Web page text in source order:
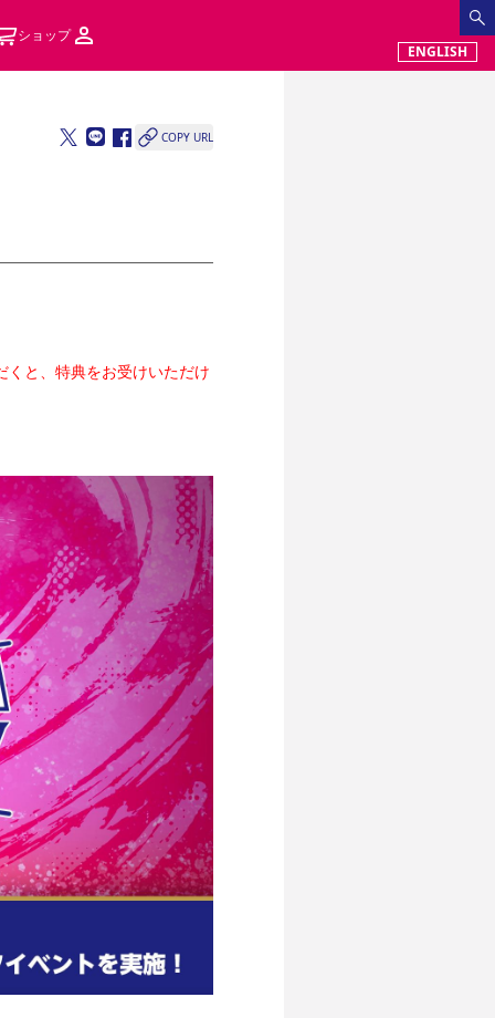
ショップ
ENGLISH
COPY URL
くと、特典をお受けいただけ